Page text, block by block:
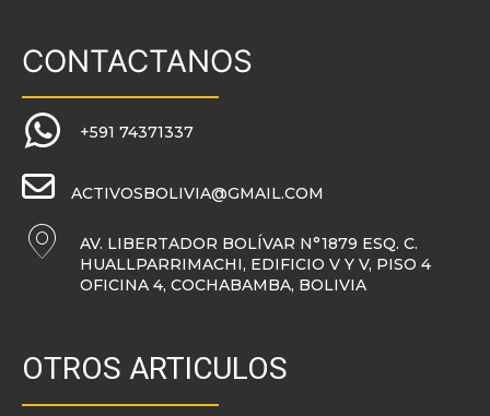
CONTACTANOS
+591 74371337
ACTIVOSBOLIVIA@GMAIL.COM
AV. LIBERTADOR BOLÍVAR N°1879 ESQ. C.
HUALLPARRIMACHI, EDIFICIO V Y V, PISO 4
OFICINA 4, COCHABAMBA, BOLIVIA
OTROS ARTICULOS